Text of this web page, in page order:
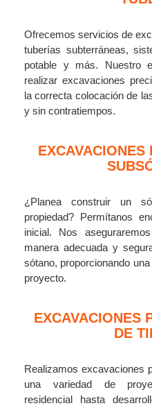
Ofrecemos servicios de
tuberías subterráneas,
potable y más. Nuestro
realizar excavaciones
la correcta colocación de
y sin contratiempos.
EXCAVACIONES
¿Planea construir un
propiedad? Permítanos
inicial. Nos
manera adecuada y
sótano, proporcionando
proyecto.
EXCAVACIONES
DE
Realizamos excavaciones
una variedad de
residencial hasta